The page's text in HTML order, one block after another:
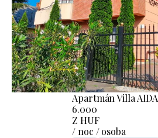
Apartmán Villa AIDA
6.000
Z HUF
/ noc / osoba